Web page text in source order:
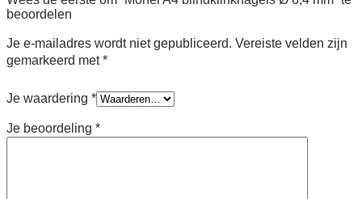
beoordelen
Je e-mailadres wordt niet gepubliceerd. Vereiste velden zijn
gemarkeerd met*
Je waardering *
Je beoordeling *